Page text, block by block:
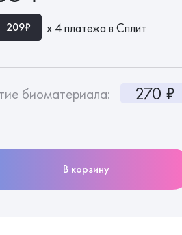
209₽ х 4 платежа в Сплит
биоматериала: 270 ₽
В корзину